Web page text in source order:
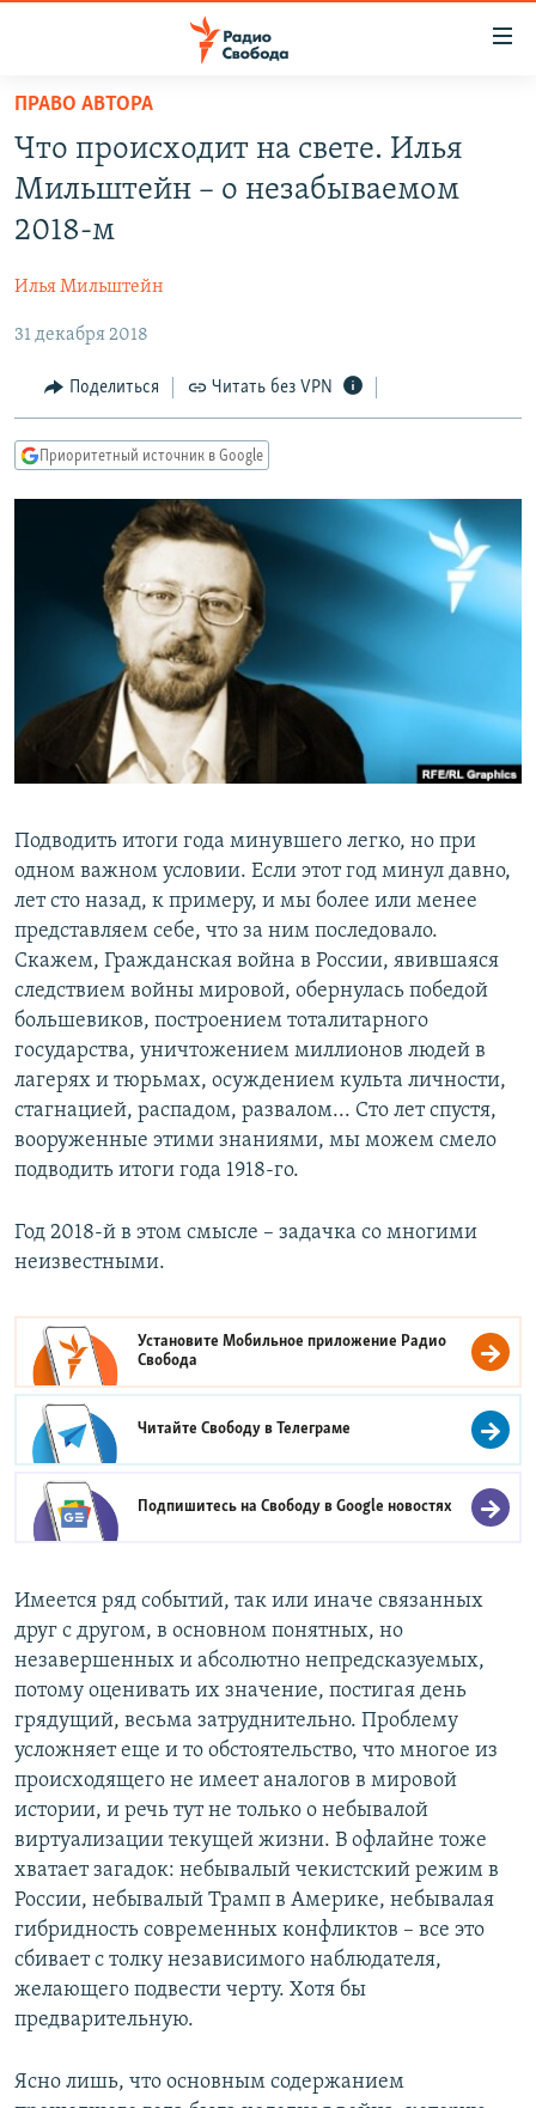
упрощенного
доступа
Вернуться
основному
Вернутся
навигации
Вернутся
поиску
ПОДКАСТЫ
АВТОРСКИЕ ПРОЕКТЫ
МНЕНИЯ
КУЛЬТУРА
IDEL.РЕАЛИИ
СЕВЕР.РЕАЛИИ
СИБИРЬ.РЕАЛИИ
РАСПИСАНИЕ ВЕЩАНИЯ
ПОДПИШИТЕСЬ НА РАССЫЛКУ
СОЦИАЛЬНЫЕ СЕТИ
ПРАВО АВТОРА
Что происходит на свете. Илья
Мильштейн – о незабываемом
2018-м
Илья Мильштейн
31 декабря 2018
Поделиться Читать без VPN
Приоритетный источник в Google
Подводить итоги года минувшего легко, но при
одном важном условии. Если этот год минул давно,
лет сто назад, к примеру, и мы более или менее
представляем себе, что за ним последовало.
Скажем, Гражданская война в России, явившаяся
следствием войны мировой, обернулась победой
большевиков, построением тоталитарного
государства, уничтожением миллионов людей в
лагерях и тюрьмах, осуждением культа личности,
стагнацией, распадом, развалом... Сто лет спустя,
вооруженные этими знаниями, мы можем смело
подводить итоги года 1918-го.
Год 2018-й в этом смысле – задачка со многими
неизвестными.
Установите Мобильное приложение Радио
Свобода
Читайте Свободу вТелеграме
Подпишитесь на Свободу вGoogle новостях
Имеется ряд событий, так или иначе связанных
друг с другом, в основном понятных, но
незавершенных и абсолютно непредсказуемых,
потому оценивать их значение, постигая день
грядущий, весьма затруднительно. Проблему
усложняет еще и то обстоятельство, что многое из
происходящего не имеет аналогов в мировой
истории, и речь тут не только о небывалой
виртуализации текущей жизни. В офлайне тоже
хватает загадок: небывалый чекистский режим в
России, небывалый Трамп в Америке, небывалая
гибридность современных конфликтов – все это
сбивает с толку независимого наблюдателя,
желающего подвести черту. Хотя бы
предварительную.
Ясно лишь, что основным содержанием